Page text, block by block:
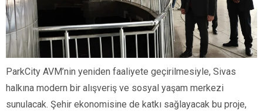
ParkCity AVM’nin yeniden faaliyete geçirilmesiyle, Sivas
halkına modern bir alışveriş ve sosyal yaşam merkezi
sunulacak. Şehir ekonomisine de katkı sağlayacak bu proje,